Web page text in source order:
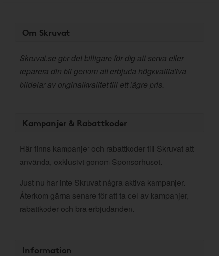
Om Skruvat
Skruvat.se gör det billigare för dig att serva eller
reparera din bil genom att erbjuda högkvalitativa
bildelar av originalkvalitet till ett lägre pris.
Kampanjer & Rabattkoder
Här finns kampanjer och rabattkoder till Skruvat att
använda, exklusivt genom Sponsorhuset.
Just nu har inte Skruvat några aktiva kampanjer.
Återkom gärna senare för att ta del av kampanjer,
rabattkoder och bra erbjudanden.
Information